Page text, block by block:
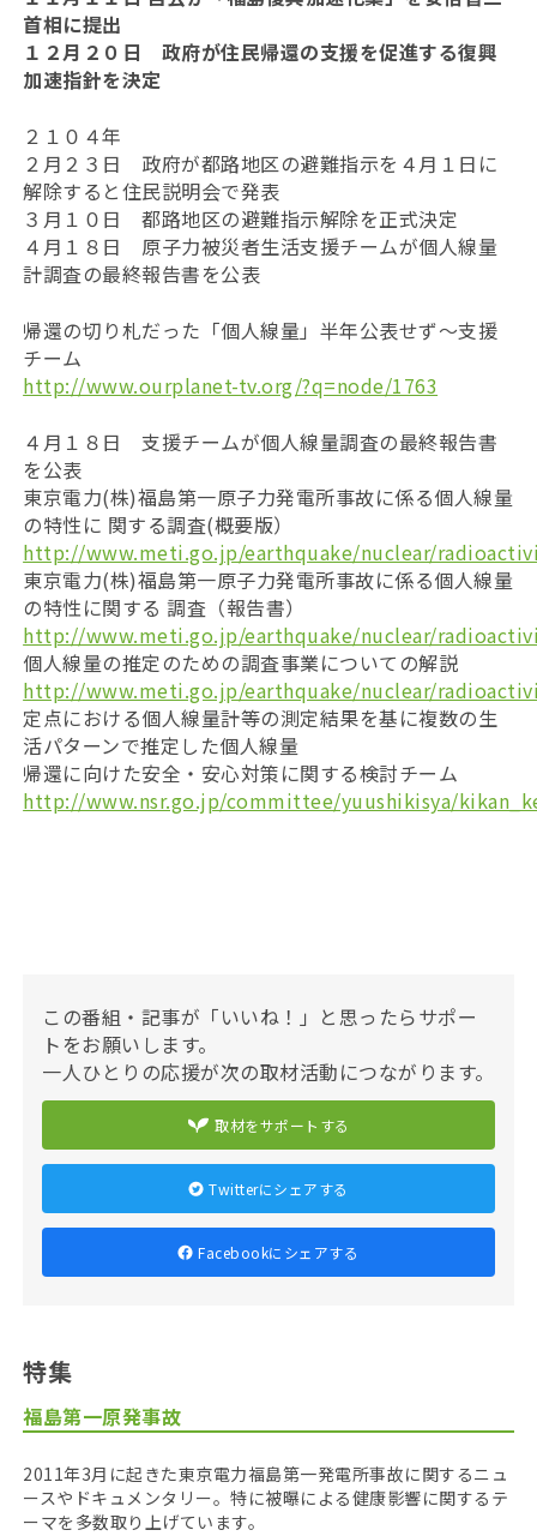
首相に提出
１２月２０日 政府が住民帰還の支援を促進する復興
加速指針を決定
２１０４年
２月２３日 政府が都路地区の避難指示を４月１日に
解除すると住民説明会で発表
３月１０日 都路地区の避難指示解除を正式決定
４月１８日 原子力被災者生活支援チームが個人線量
計調査の最終報告書を公表
帰還の切り札だった「個人線量」半年公表せず〜支援
チーム
http://www.ourplanet-tv.org/?q=node/1763
４月１８日 支援チームが個人線量調査の最終報告書
を公表
東京電力(株)福島第一原子力発電所事故に係る個人線量
の特性に 関する調査(概要版）
http://www.meti.go.jp/earthquake/nuclear/
東京電力(株)福島第一原子力発電所事故に係る個人線量
の特性に関する 調査（報告書）
http://www.meti.go.jp/earthquake/nuclear/
個人線量の推定のための調査事業についての解説
http://www.meti.go.jp/earthquake/nuclear/
定点における個人線量計等の測定結果を基に複数の生
活パターンで推定した個人線量
帰還に向けた安全・安心対策に関する検討チーム
http://www.nsr.go.jp/committee/yuushikisya/
この番組・記事が「いいね！」と思ったらサポー
トをお願いします。
一人ひとりの応援が次の取材活動につながります。
取材をサポートする
Twitterにシェアする
Facebookにシェアする
特集
福島第一原発事故
2011年3月に起きた東京電力福島第一発電所事故に関するニュ
ースやドキュメンタリー。特に被曝による健康影響に関するテ
ーマを多数取り上げています。